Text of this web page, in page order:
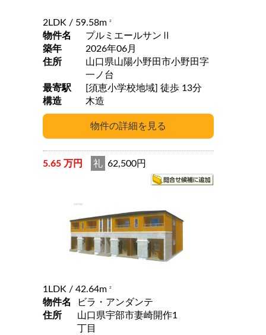
2LDK / 59.58m 2
物件名
プルミエールサンⅡ
築年
2026年06月
住所
山口県山陽小野田市小野田字
一ノ台
最寄駅
[須恵小学校地域] 徒歩 13分
構造
木造
5.65 万円 礼 62,500円
1LDK / 42.64m 2
物件名
ビラ・アンダンテ
住所
山口県宇部市妻崎開作1
丁目